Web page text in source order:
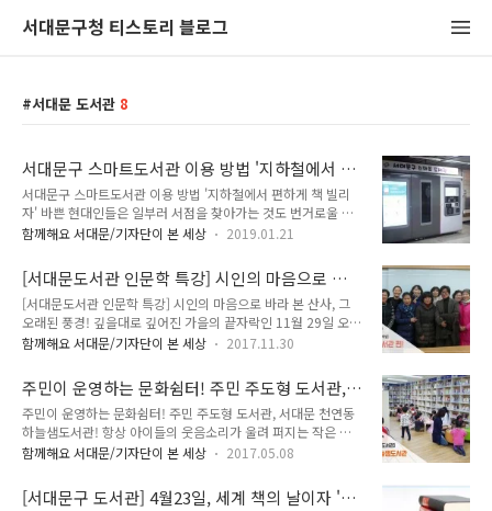
서대문구청 티스토리 블로그
서대문 도서관 8
서대문구 스마트도서관 이용 방법 '지하철에서 편
하게 책 빌리자'
서대문구 스마트도서관 이용 방법 '지하철에서 편하게 책 빌리
자' 바쁜 현대인들은 일부러 서점을 찾아가는 것도 번거로울 때
가 많습니다. 이렇게 바쁜 현대인들을 위해 서울지하철 2호선 아
도서관은 1년 365일 지하철 운행시간 내내 지하철역사에서 책
을 무료로 빌리고 반납할 수 있는 도서관입니다. 지난 1월 8일,
아현역에서 개관식이 개최된 이후 본격적인 운영에 들어갔습니
다. 그럼 지금부터 지하철역 스마트도서관 이용 방법에 대해 알
아보도록 하겠습니다. 우선, 스마트도서관을 이용하려면 회원증
으면 되는데요. 저는 서대문구 홍은도담도서관에 가서 발급받았
습니다. 홍제역에서 서대문11번 마을버스를 타고..
함께해요 서대문/기자단이 본 세상 2019.01.21
[서대문도서관 인문학 특강] 시인의 마음으로 바
라 본 산사, 그 오래된 풍경!
[서대문도서관 인문학 특강] 시인의 마음으로 바라 본 산사, 그
오래된 풍경! 깊을대로 깊어진 가을의 끝자락인 11월 29일 오후
7시부터 9시까지 서대문도서관 2층 세미나실에서 "2017 도서
"시인의 마음으로 바라 본 산사, 그 오래된 풍경"이라는 포스터
문구처럼 강의를 듣는 동안 어디선가 고즈넉한 산사의 늦가을 바
람소리가 들려오는 듯 했습니다. 이번 강의는 의 작가인 이산하
시인의 특강이었어요. 지난 4월, TONG을 통해 를 소개해 드린
적이 있지요. '피었으므로, 진다' ◀ (바로가기 클릭) 이산하 시인
산'을 발표해 국가보안법 위반으로 구속되었기도 했던, 시대의
함께해요 서대문/기자단이 본 세상 2017.11.30
주민이 운영하는 문화쉼터! 주민 주도형 도서관,
서대문 천연동하늘샘도서관!
주민이 운영하는 문화쉼터! 주민 주도형 도서관, 서대문 천연동
하늘샘도서관! 항상 아이들의 웃음소리가 울려 퍼지는 작은 도
서관이 있어요. 바로 천연동 영천시장 뒤에 천연동하늘샘도서관
솟는 천연동작은도서관에 Tong지기가 찾아갔어요. ▲ 천연 보
건분소 1층 천연동하늘샘도서관 4월 28일 도서관 데이로 동우
함께해요 서대문/기자단이 본 세상 2017.05.08
[서대문구 도서관] 4월23일, 세계 책의 날이자 '셰